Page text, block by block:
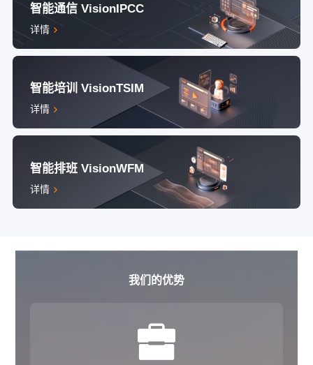
智能通信 VisionIPCC
详情
智能培训 VisionTSIM
详情
智能排班 VisionWFM
详情
我们的优势